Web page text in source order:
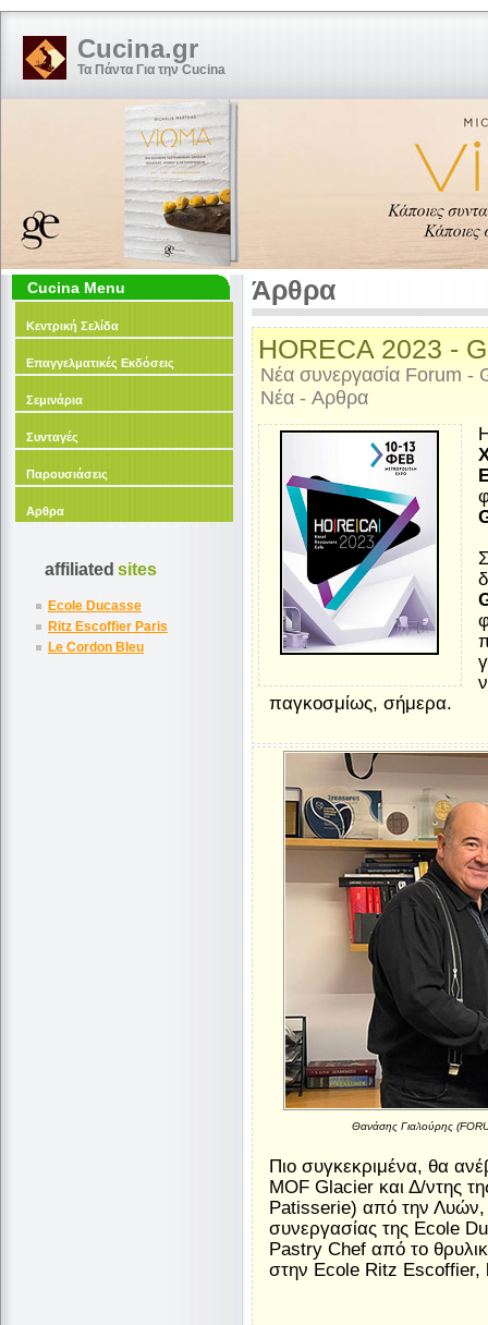
Cucina.gr
Τα Πάντα Για την Cucina
Cucina Menu
Κεντρική Σελίδα
Επαγγελματικές Εκδόσεις
Σεμινάρια
Συνταγές
Παρουσιάσεις
Αρθρα
affiliated sites
Ecole Ducasse
Ritz Escoffier Paris
Le Cordon Bleu
Άρθρα
HORECA 2023 -
Νέα συνεργασία Forum -
Νέα - Aρθρα
παγκοσμίως, σήμερα.
Θανάσης Γιαλούρης
Πιο συγκεκριμένα, θα
MOF Glacier και Δ/ντης
Patisserie) από την
συνεργασίας της Ecole
Pastry Chef από το
στην Ecole Ritz Escoffier,